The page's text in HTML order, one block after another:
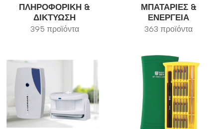
ΠΛΗΡΟΦΟΡΙΚΉ &
ΔΙΚΤΎΩΣΗ
395 προϊόντα
ΜΠΑΤΑΡΊΕΣ &
ΕΝΈΡΓΕΙΑ
363 προϊόντα